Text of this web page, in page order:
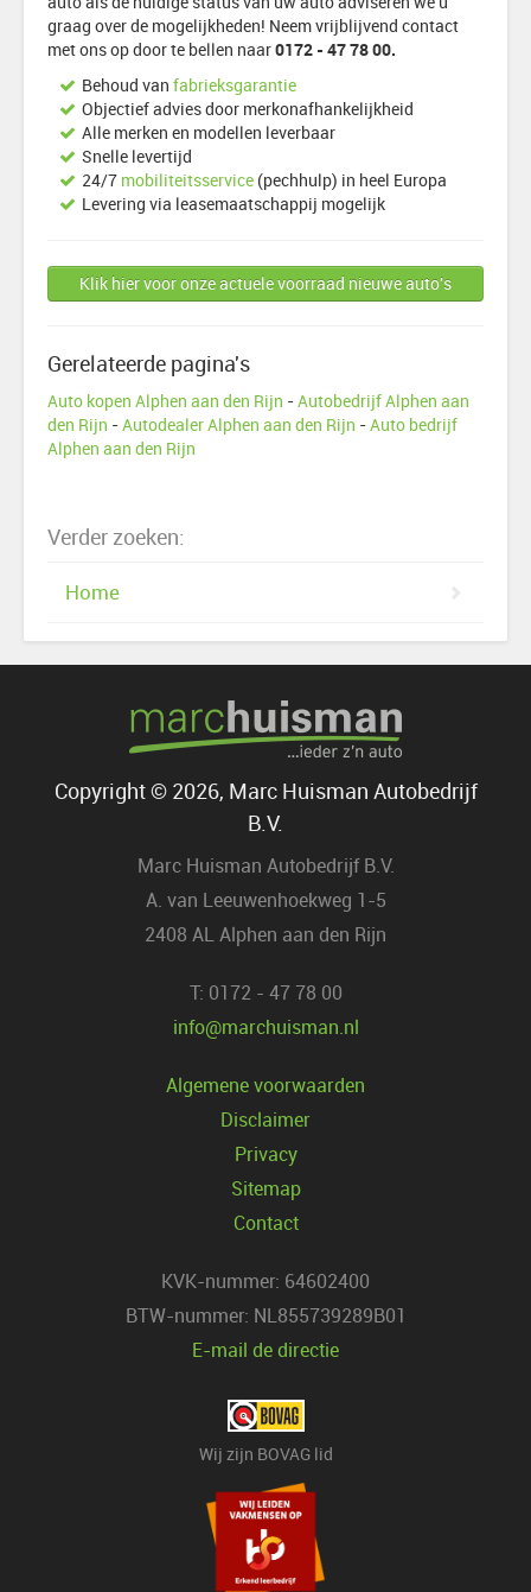
graag over de mogelijkheden! Neem vrijblijvend contact
met ons op door te bellen naar0172 - 47 78 00.
Behoud van fabrieksgarantie
Objectief advies door merkonafhankelijkheid
Alle merken en modellen leverbaar
Snelle levertijd
24/7 mobiliteitsservice (pechhulp) in heel Europa
Levering via leasemaatschappij mogelijk
Klik hier voor onze actuele voorraad nieuwe auto's
Gerelateerde pagina's
Auto kopen Alphen aan den Rijn -Autobedrijf Alphen aan
den Rijn -Autodealer Alphen aan den Rijn -Auto bedrijf
Alphen aan den Rijn
Verder zoeken:
Home
Copyright © 2026, Marc Huisman Autobedrijf
B.V.
Marc Huisman Autobedrijf B.V.
A. van Leeuwenhoekweg 1-5
2408 AL Alphen aan den Rijn
T: 0172 - 47 78 00
info@marchuisman.nl
Algemene voorwaarden
Disclaimer
Privacy
Sitemap
Contact
KVK-nummer: 64602400
BTW-nummer: NL855739289B01
E-mail de directie
Wij zijn BOVAG lid